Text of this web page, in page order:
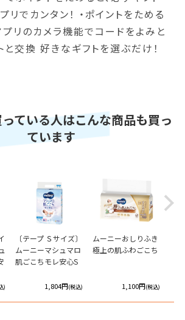
リでカンタン！ ・ポイントをためる
プリのカメラ機能でコードをよみと
と交換 好きなギフトを選ぶだけ！
ている人はこんな商品も買っ
ています
)
〔テープ Ｓサイズ〕
ムーニーマシュマロ
肌ごこちモレ安心S
1,804円(税込)
ムーニーおしりふき
極上の肌ふわごこち
1,100円(税込)
Next